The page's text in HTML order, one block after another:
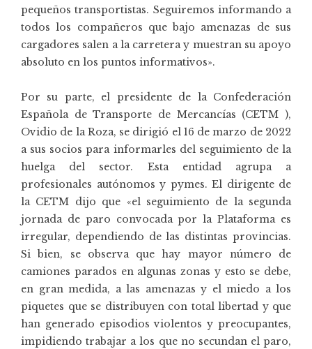
pequeños transportistas. Seguiremos informando a
todos los compañeros que bajo amenazas de sus
cargadores salen a la carretera y muestran su apoyo
absoluto en los puntos informativos».
Por su parte, el presidente de la Confederación
Española de Transporte de Mercancías (CETM ),
Ovidio de la Roza, se dirigió el 16 de marzo de 2022
a sus socios para informarles del seguimiento de la
huelga del sector. Esta entidad agrupa a
profesionales autónomos y pymes. El dirigente de
la CETM dijo que «el seguimiento de la segunda
jornada de paro convocada por la Plataforma es
irregular, dependiendo de las distintas provincias.
Si bien, se observa que hay mayor número de
camiones parados en algunas zonas y esto se debe,
en gran medida, a las amenazas y el miedo a los
piquetes que se distribuyen con total libertad y que
han generado episodios violentos y preocupantes,
impidiendo trabajar a los que no secundan el paro,